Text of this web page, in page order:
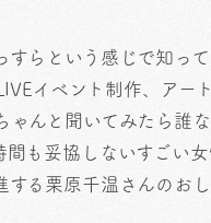
らという感じで知っ
イベント制作、アー
んと聞いてみたら誰
も妥協しないすごい
る栗原千温さんのお